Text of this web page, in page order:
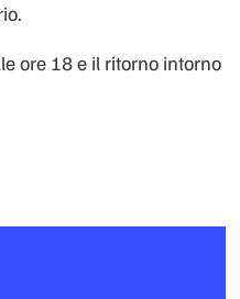
ore 18 e il ritorno intorno